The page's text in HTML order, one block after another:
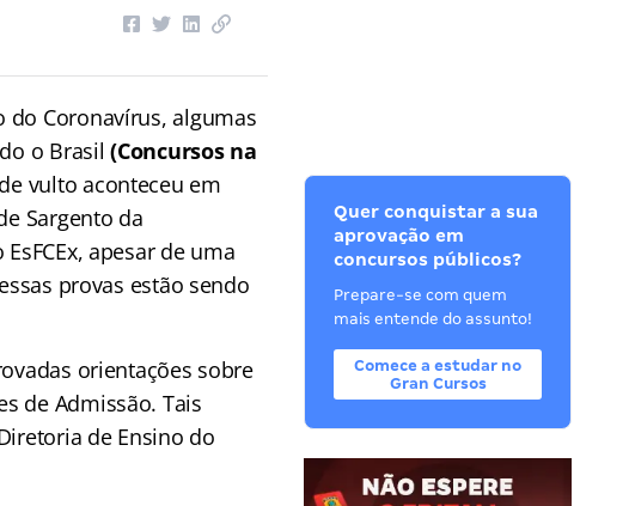
do Coronavírus, algumas
o Brasil(Concursos na
vulto aconteceu em
Sargento da
apesar de uma
provas estão sendo
orientações sobre
de Admissão. Tais
de Ensino do
Quer conquistar a sua
aprovação em
concursos públicos?
Prepare-se com quem
mais entende do assunto!
Comece a estudar no
Gran Cursos